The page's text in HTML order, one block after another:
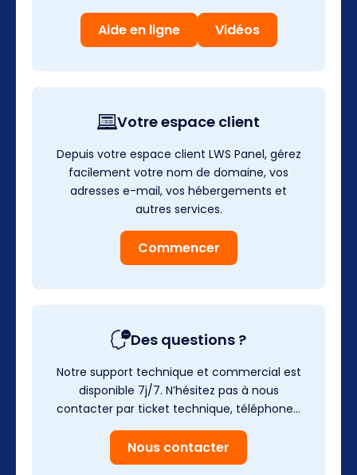
Aide en ligne Vidéos
Votre espace client
Depuis votre espace client LWS Panel, gérez
facilement votre nom de domaine, vos
adresses e-mail, vos hébergements et
autres services.
Commencer
Des questions ?
Notre support technique et commercial est
disponible 7j/7. N’hésitez pas à nous
contacter par ticket technique, téléphone…
Nous contacter